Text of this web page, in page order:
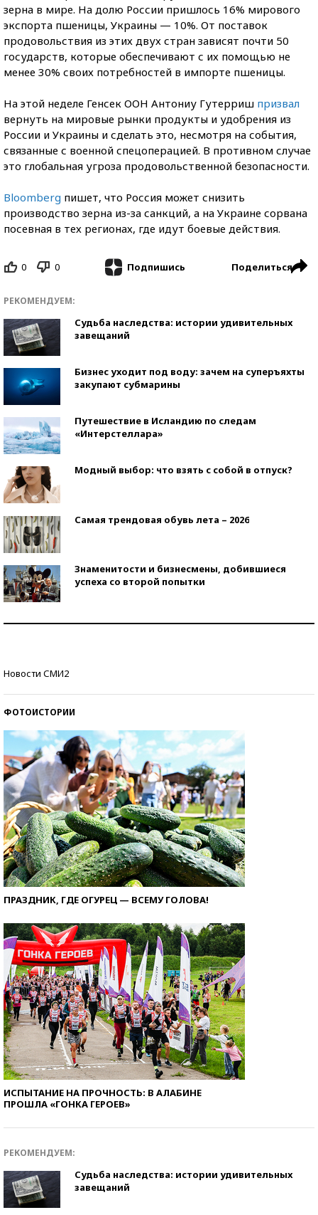
зерна в мире. На долю России пришлось 16% мирового
экспорта пшеницы, Украины — 10%. От поставок
продовольствия из этих двух стран зависят почти 50
государств, которые обеспечивают с их помощью не
менее 30% своих потребностей в импорте пшеницы.
На этой неделе Генсек ООН Антониу Гутерриш призвал
вернуть на мировые рынки продукты и удобрения из
России и Украины и сделать это, несмотря на события,
связанные с военной спецоперацией. В противном случае
это глобальная угроза продовольственной безопасности.
Bloomberg пишет, что Россия может снизить
производство зерна из-за санкций, а на Украине сорвана
посевная в тех регионах, где идут боевые действия.
0 0 Подпишись Поделиться
РЕКОМЕНДУЕМ:
Судьба наследства: истории удивительных
завещаний
Бизнес уходит под воду: зачем на суперъяхты
закупают субмарины
Путешествие в Исландию по следам
«Интерстеллара»
Модный выбор: что взять с собой в отпуск?
Самая трендовая обувь лета – 2026
Знаменитости и бизнесмены, добившиеся
успеха со второй попытки
Новости СМИ2
ФОТОИСТОРИИ
ПРАЗДНИК, ГДЕ ОГУРЕЦ — ВСЕМУ ГОЛОВА!
ИСПЫТАНИЕ НА ПРОЧНОСТЬ: В АЛАБИНЕ
ПРОШЛА «ГОНКА ГЕРОЕВ»
РЕКОМЕНДУЕМ:
Судьба наследства: истории удивительных
завещаний